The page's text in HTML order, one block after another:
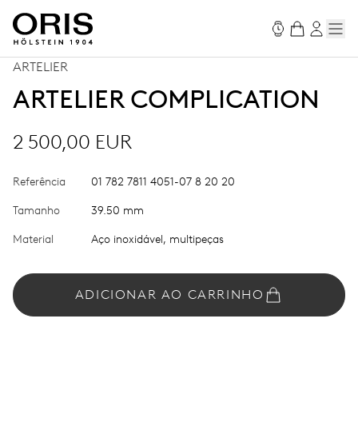
ARTELIER
ARTELIER COMPLICATION
2 500,00 EUR
Referência 01 782 7811 4051-07 8 20 20
Tamanho 39.50 mm
Material Aço inoxidável, multipeças
ADICIONAR AO CARRINHO